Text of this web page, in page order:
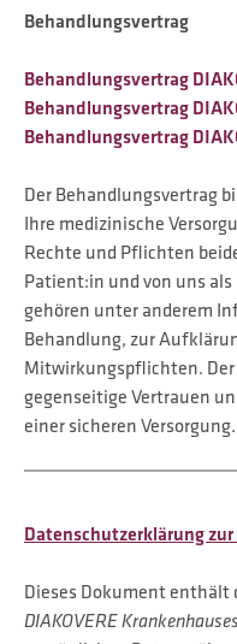
Behandlungsvertrag
Behandlungsvertrag
Behandlungsvertrag
Behandlungsvertrag
Der Behandlungsvertrag
Ihre medizinische
Rechte und Pflichten
Patient:in und von uns
gehören unter anderem
Behandlung, zur
Mitwirkungspflichten.
gegenseitige Vertrauen
einer sicheren Versorgung.
Datenschutzerklärung
Dieses Dokument enthält
DIAKOVERE